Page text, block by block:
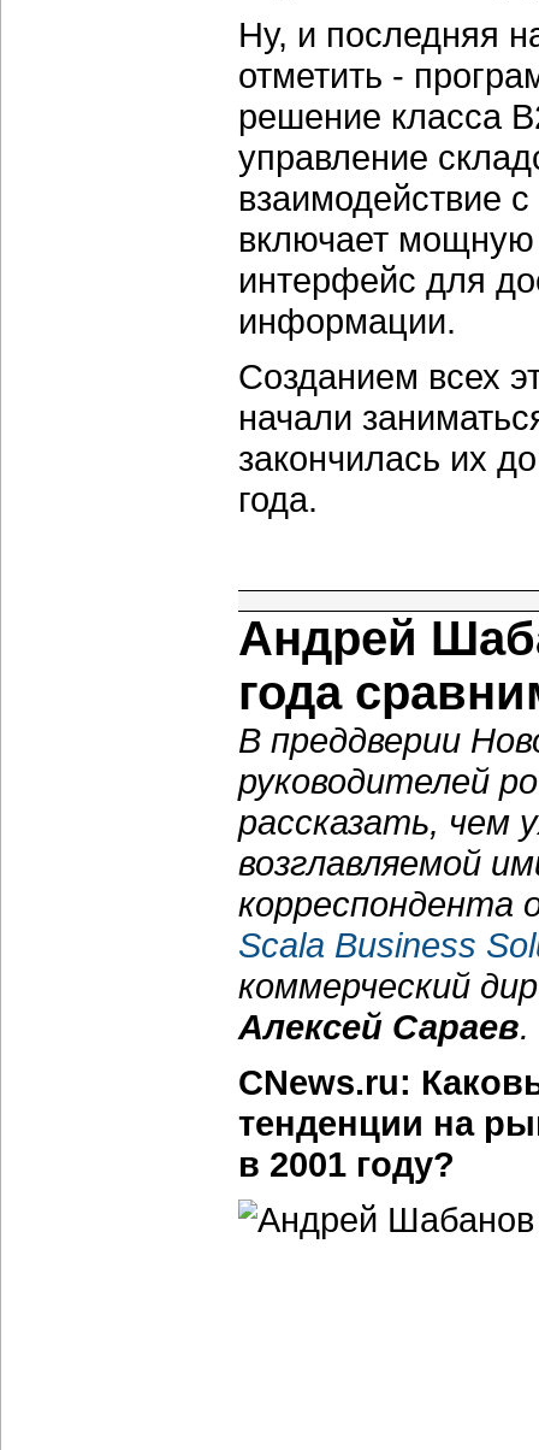
Ну, и последняя
отметить -
решение класса
управление
взаимодействие
включает мощную
интерфейс для
информации.
Созданием всех
начали
закончилась их
года.
Андрей
года
В преддверии
руководителей
рассказать, чем
возглавляемой
корреспондента
Scala Business
коммерческий
Алексей Сараев.
CNews.ru:
тенденции на
в 2001 году?